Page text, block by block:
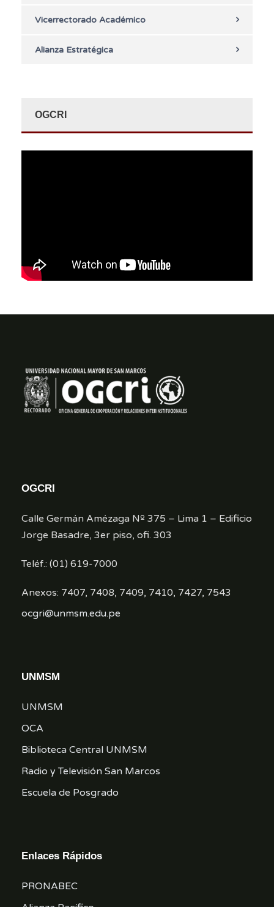
Vicerrectorado Académico
Alianza Estratégica
OGCRI
OGCRI
Calle Germán Amézaga Nº 375 – Lima 1 – Edificio
Jorge Basadre, 3er piso, ofi. 303
Teléf.: (01) 619-7000
Anexos: 7407, 7408, 7409, 7410, 7427, 7543
ocgri@unmsm.edu.pe
UNMSM
UNMSM
OCA
Biblioteca Central UNMSM
Radio y Televisión San Marcos
Escuela de Posgrado
Enlaces Rápidos
PRONABEC